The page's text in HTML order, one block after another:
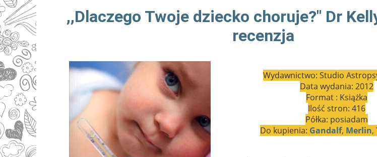
,,Dlaczego Twoje dziecko choruje?" Dr
recenzja
Wydawnictwo: Studio
Data wydania: 2012
Format : Książka
Ilość stron: 416
Półka: posiadam
Do kupienia: Gandalf, Merlin,